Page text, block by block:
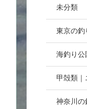
未分類
東京の釣
海釣り公
甲殻類
神奈川の